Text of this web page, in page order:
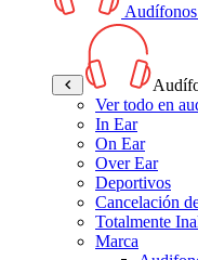
Audífonos
Ver todo en
In Ear
On Ear
Over Ear
Deportivos
Cancelación
Totalmente
Marca